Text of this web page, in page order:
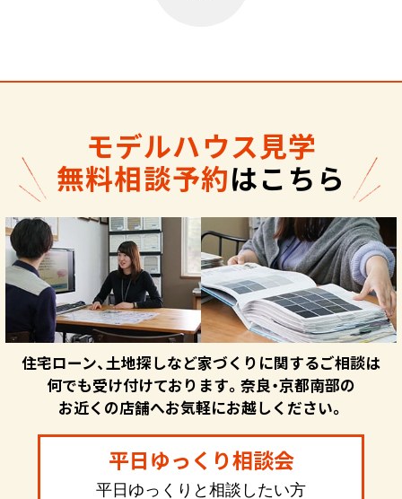
モデルハウス見学
無料相談予約はこちら
住宅ローン、土地探しなど家づくりに関するご相談は
何でも受け付けております。奈良・京都南部の
お近くの店舗へお気軽にお越しください。
平日ゆっくり相談会
平日ゆっくりと相談したい方